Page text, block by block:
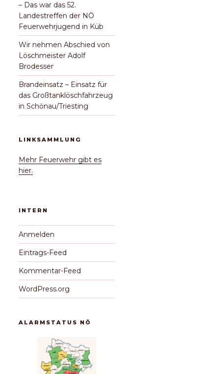
– Das war das 52.
Landestreffen der NÖ
Feuerwehrjugend in Küb
Wir nehmen Abschied von
Löschmeister Adolf
Brodesser
Brandeinsatz – Einsatz für
das Großtanklöschfahrzeug
in Schönau/Triesting
LINKSAMMLUNG
Mehr Feuerwehr gibt es
hier.
INTERN
Anmelden
Eintrags-Feed
Kommentar-Feed
WordPress.org
ALARMSTATUS NÖ